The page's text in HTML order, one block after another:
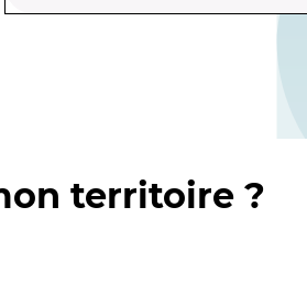
territoire ?